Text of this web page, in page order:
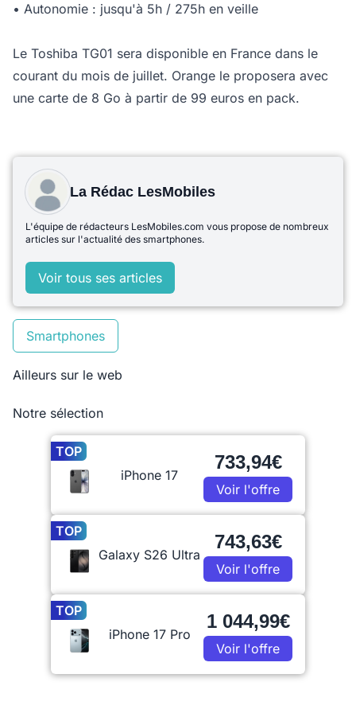
• Autonomie : jusqu'à 5h / 275h en veille
Le Toshiba TG01 sera disponible en France dans le
courant du mois de juillet. Orange le proposera avec
une carte de 8 Go à partir de 99 euros en pack.
La Rédac LesMobiles
L'équipe de rédacteurs LesMobiles.com vous propose de nombreux
articles sur l'actualité des smartphones.
Voir tous ses articles
Smartphones
Ailleurs sur le web
Notre sélection
TOP
iPhone 17
733,94€
Voir l'offre
TOP
Galaxy S26 Ultra
743,63€
Voir l'offre
TOP
iPhone 17 Pro
1 044,99€
Voir l'offre